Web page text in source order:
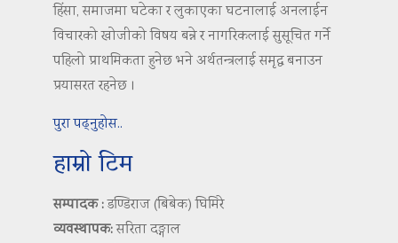
हिंसा, समाजमा घटेका र लुकाएका घटनालाई अनलाईन
विचारको खोजीको विषय बन्ने र नागरिकलाई सुसूचित गर्ने
पहिलो प्राथमिकता हुनेछ भने अर्थतन्त्रलाई समृद्ध बनाउन
प्रयासरत रहनेछ ।
पुरा पढ्नुहोस..
हाम्रो टिम
सम्पादक :डण्डिराज (बिबेक) घिमिरे
व्यवस्थापक:सरिता दङ्गाल